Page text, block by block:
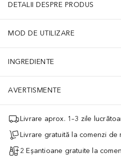
DETALII DESPRE PRODUS
MOD DE UTILIZARE
INGREDIENTE
AVERTISMENTE
Livrare aprox. 1–3 zile
Livrare gratuită la comenzi de
2 Eșantioane gratuite la